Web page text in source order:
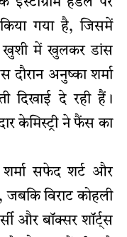
गया है, जिसमें
खुशी में खुलकर डांस
अनुष्का शर्मा
दिखाई दे रही हैं।
केमिस्ट्री ने फैंस का
शर्मा सफेद शर्ट और
विराट कोहली
और बॉक्सर शॉर्ट्स